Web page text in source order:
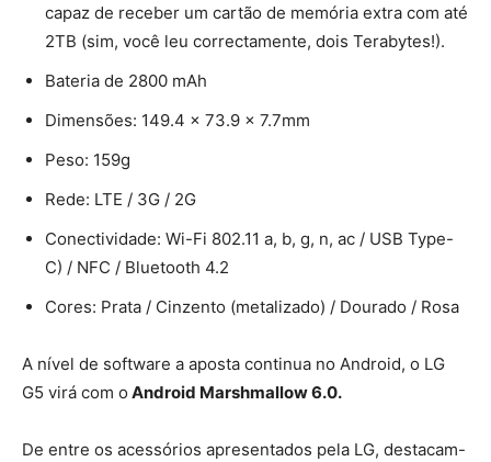
capaz de receber um cartão de memória extra com até
2TB (sim, você leu correctamente, dois Terabytes!).
Bateria de 2800 mAh
Dimensões: 149.4 x 73.9 x 7.7mm
Peso: 159g
Rede: LTE / 3G / 2G
Conectividade: Wi-Fi 802.11 a, b, g, n, ac / USB Type-
C) / NFC / Bluetooth 4.2
Cores: Prata / Cinzento (metalizado) / Dourado / Rosa
A nível de software a aposta continua no Android, o LG
G5 virá com o Android Marshmallow 6.0.
De entre os acessórios apresentados pela LG, destacam-